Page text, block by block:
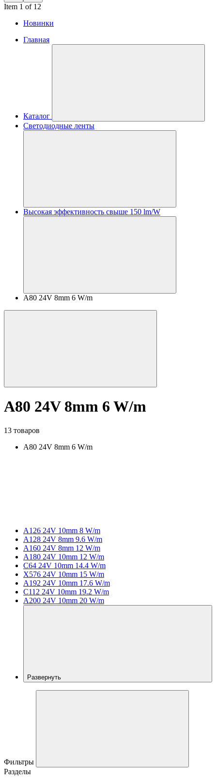
Item 1 of 12
Новинки
Главная
Каталог
Светодиодные ленты
Высокая эффективность свыше 150 lm/W
A80 24V 8mm 6 W/m
A80 24V 8mm 6 W/m
13 товаров
A80 24V 8mm 6 W/m
A126 24V 10mm 8 W/m
A128 24V 8mm 9.6 W/m
A160 24V 8mm 12 W/m
A180 24V 10mm 12 W/m
C64 24V 10mm 14.4 W/m
X576 24V 10mm 15 W/m
A192 24V 10mm 17.6 W/m
C112 24V 10mm 19.2 W/m
A200 24V 10mm 20 W/m
Развернуть
Фильтры
Разделы